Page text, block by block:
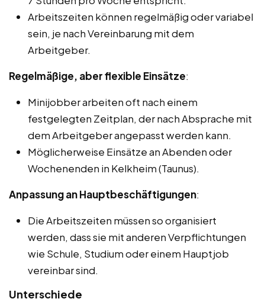
Arbeitszeiten können regelmäßig oder variabel
sein, je nach Vereinbarung mit dem
Arbeitgeber.
Regelmäßige, aber flexible Einsätze:
Minijobber arbeiten oft nach einem
festgelegten Zeitplan, der nach Absprache mit
dem Arbeitgeber angepasst werden kann.
Möglicherweise Einsätze an Abenden oder
Wochenenden in Kelkheim (Taunus).
Anpassung an Hauptbeschäftigungen:
Die Arbeitszeiten müssen so organisiert
werden, dass sie mit anderen Verpflichtungen
wie Schule, Studium oder einem Hauptjob
vereinbar sind.
Unterschiede